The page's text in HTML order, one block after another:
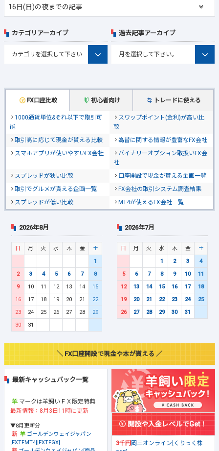
16日(日)の夜までの記事
FX口座比較 初心者向け トレードに使える
1000通貨単位&それ以下で取引可
能
スワップポイント(金利)が高い比
較
取引高に応じて現金が貰える比較
為替に関する情報が豊富なFX会社
スマホアプリが使いやすいFX会社
バイナリーオプション取扱いFX会
社
スプレッドが狭い比較
口座開設で現金が貰える企画一覧
取引でグルメが貰える企画一覧
FX会社の取引システム調査結果
スプレッドが低い比較
MT4が使えるFX会社一覧
カテゴリアーカイブ 過去記事アーカイブ
2026年8月
日 月 火 水 木 金
土
1
2
3 4 5 6 7
8
9
10 11 12 13 14
15
16
17 18 19 20 21
22
23
24 25 26 27 28
29
30
31
2026年7月
日 月 火 水 木 金
土
1
2 3
4
5
6 7 8 9 10
11
12
13 14 15 16 17
18
19
20 21 22 23 24
25
26
27 28 29 30 31
＼ FX口座開設で現金や本が貰える ／
最新キャッシュバック一覧
マークは羊飼いＦＸ限定特典
最新情報：8月3日11時に更新
▼8月更新分
ゴールデンウェイジャパン
[FXTFMT4][FXTFGX]
開設や入金レベルでGet！
3千円岡三オンライン[くりっく株